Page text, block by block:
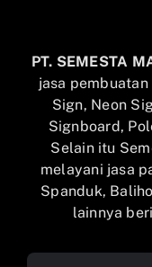
PT. SEMESTA
jasa pembuatan
Sign, Neon
Signboard,
Selain itu
melayani jasa
Spanduk,
lainnya